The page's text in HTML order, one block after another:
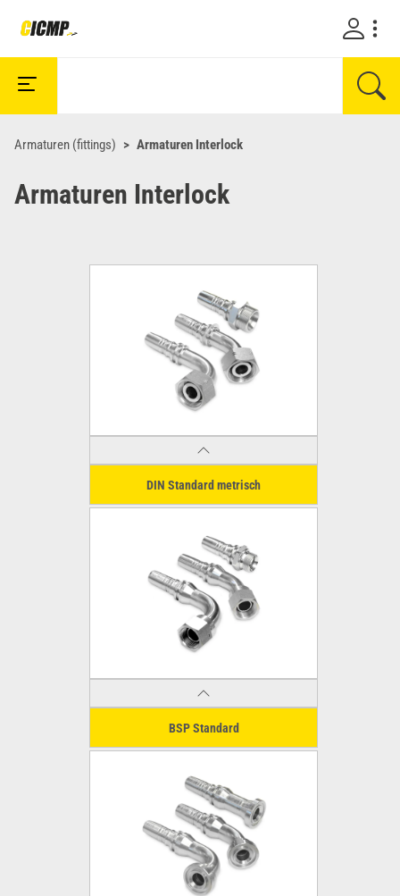
Armaturen (fittings) Armaturen Interlock
Armaturen Interlock
DIN Standard metrisch
BSP Standard